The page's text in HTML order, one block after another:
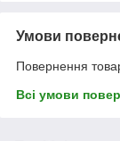
Умови
Повернення
Всі умови